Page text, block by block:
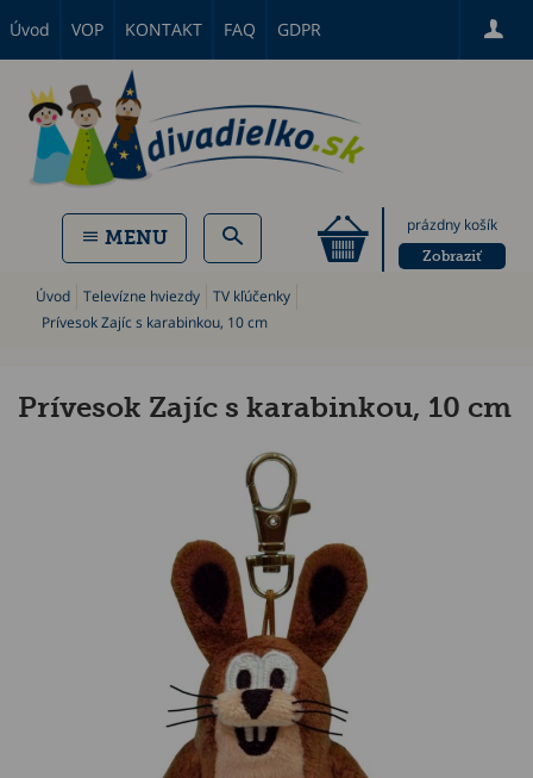
Úvod VOP KONTAKT FAQ GDPR
prázdny košík
Zobraziť
MENU
Úvod Televízne hviezdy
TV kľúčenky
Prívesok Zajíc s karabinkou, 10 cm
Prívesok Zajíc s karabinkou, 10 cm